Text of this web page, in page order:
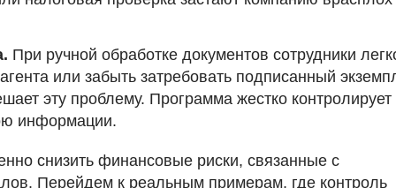
При ручной обработке документов сотрудники
или забыть затребовать подписанный
эту проблему. Программа жестко контролирует
информации.
снизить финансовые риски, связанные с
Перейдем к реальным примерам, где контроль